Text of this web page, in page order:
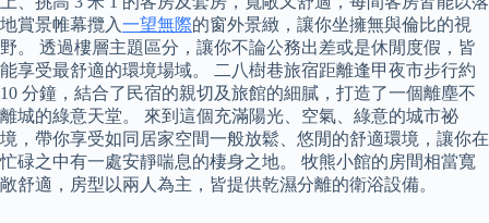
地賞景帷幕攬入一望無際的窗外景緻，讓你坐擁無與倫比的視
野。 透過樓層主題區分，讓你不論公務出差或是休閒度假，皆
能享受最舒適的環境場域。 二八樹巷旅宿距離逢甲夜市步行約
10 分鐘，結合了民宿的親切及旅館的細膩，打造了一個離塵不
離城的綠意天堂。 來到這個充滿陽光、空氣、綠意的城市祕
境，帶你享受如同居家空間一般放鬆、悠閒的舒適環境，讓你在
忙碌之中有一處安靜喘息的棲身之地。 牧熊小館的房間相當寬
敞舒適，房型以兩人為主，皆提供乾濕分離的衛浴設備。